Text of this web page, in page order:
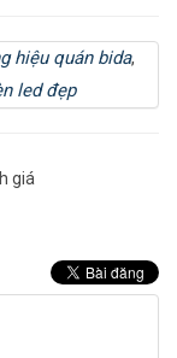
hiệu quán bida,
led đẹp
giá